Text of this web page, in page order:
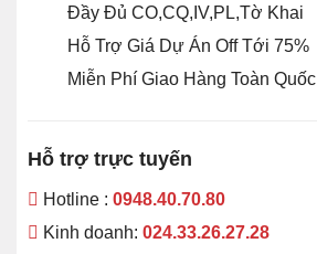
Đầy Đủ CO,CQ,IV,PL,Tờ Khai
Hỗ Trợ Giá Dự Án Off Tới 75%
Miễn Phí Giao Hàng Toàn Quốc
Hỗ trợ trực tuyến
Hotline : 0948.40.70.80
Kinh doanh: 024.33.26.27.28